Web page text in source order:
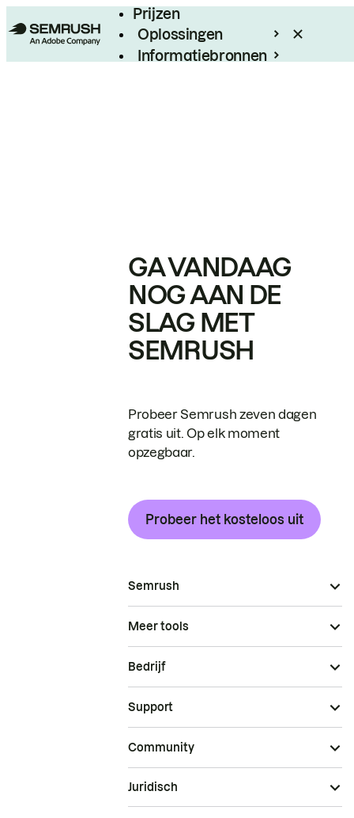
Prijzen
Oplossingen
Informatiebronnen
GA VANDAAG
NOG AAN DE
SLAG MET
SEMRUSH
Probeer Semrush zeven dagen
gratis uit. Op elk moment
opzegbaar.
Probeer het kosteloos uit
Semrush
Meer tools
Bedrijf
Support
Community
Juridisch